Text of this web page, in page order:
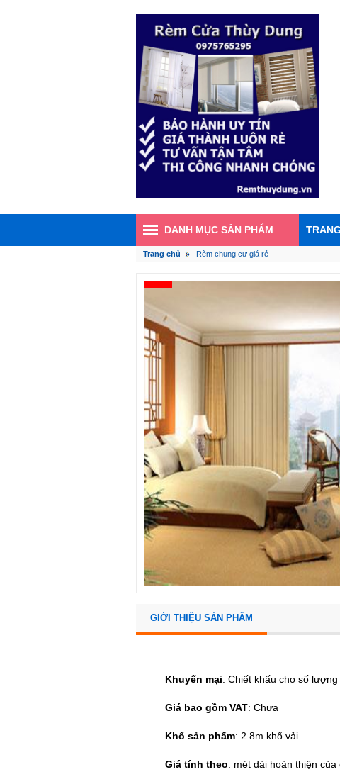
DANH MỤC SẢN PHẨM
Trang chủ Rèm chung cư giá rẻ
GIỚI THIỆU SẢN PHẨM
Khuyến mại: Chiết khấu cho số lượng
Giá bao gồm VAT: Chưa
Khổ sản phẩm: 2.8m khổ vải
Giá tính theo: mét dài hoàn thiện